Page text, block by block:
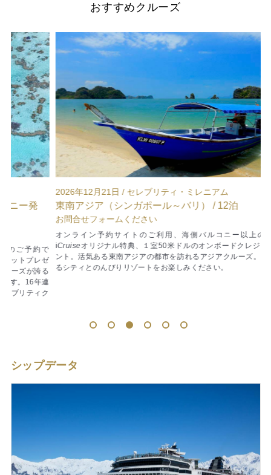
おすすめクルーズ
2026年12月21日 / セレブリティ・ミレニアム
東南アジア（シンガポール～バリ） / 12泊
お問合せフォームください
オンライン予約サイトのご利用、海側バルコニー以上のご予約で
i Cruiseオリジナル特典、１室50米ドルのオンボードクレジットプレゼ
ント。活気ある東南アジアの都市を訪れるアジアクルーズ。活気あふれ
るシティとのんびりリゾートをお楽しみください。
1 2 3 4 5 6
シップデータ